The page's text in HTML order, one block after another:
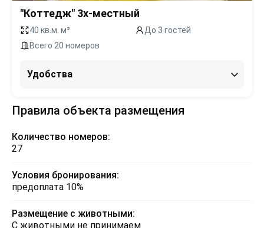
"Коттедж" 3х-местный
40 кв.м. м²
До 3 гостей
Всего 20 номеров
Удобства
Правила объекта размещения
Количество номеров:
27
Условия бронирования:
предоплата 10%
Размещение с животными:
С животными не принимаем